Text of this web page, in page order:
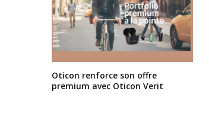
Oticon renforce son offre
premium avec Oticon Verit